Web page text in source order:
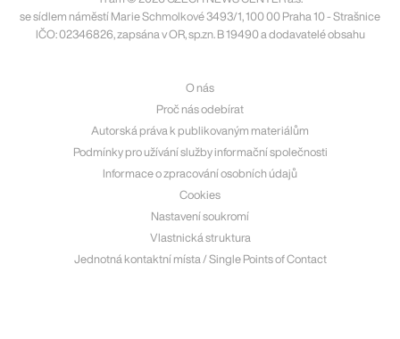
se sídlem náměstí Marie Schmolkové 3493/1, 100 00 Praha 10 - Strašnice
IČO: 02346826, zapsána v OR, sp.zn. B 19490 a dodavatelé obsahu
O nás
Proč nás odebírat
Autorská práva k publikovaným materiálům
Podmínky pro užívání služby informační společnosti
Informace o zpracování osobních údajů
Cookies
Nastavení soukromí
Vlastnická struktura
Jednotná kontaktní místa / Single Points of Contact